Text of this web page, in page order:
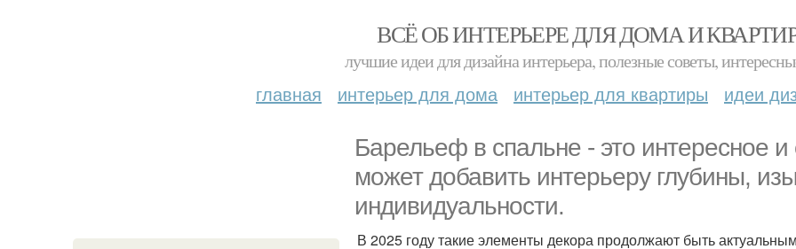
ВСЁ ОБ ИНТЕРЬЕРЕ ДЛЯ ДОМА И
лучшие идеи для дизайна интерьера, полезные советы,
главная интерьер для дома интерьер для квартиры идеи
Барельеф в спальне - это интересное
может добавить интерьеру глубины,
индивидуальности.
В 2025 году такие элементы декора продолжают быть